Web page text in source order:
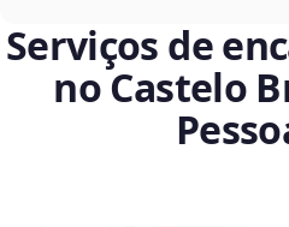
Serviços de
no Castelo